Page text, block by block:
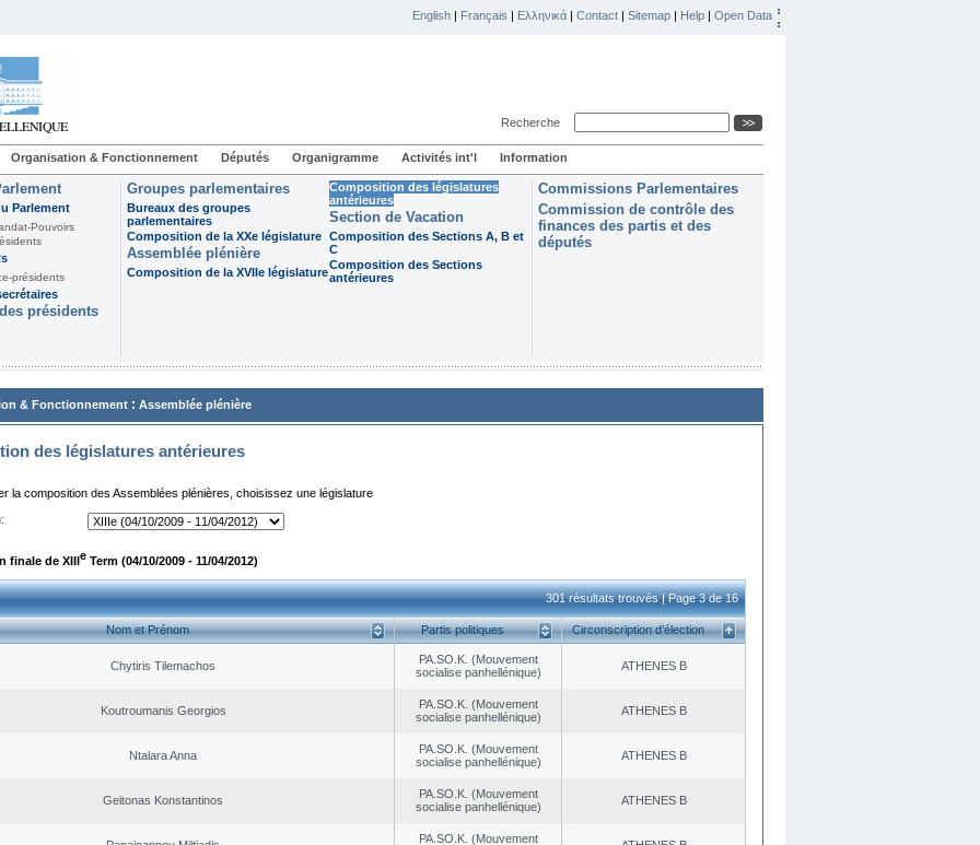
English | Français | Ελληνικά | Contact | Sitemap | Help | Open Data
Recherche
Organisation & Fonctionnement Députés Organigramme Activités int'l Information
Parlement
Pouvoirs
présidents
présidents
Groupes parlementaires
Bureaux des groupes
parlementaires
Composition de la XXe législature
Assemblée plénière
Composition de la XVIIe législature
Composition des législatures
antérieures
Section de Vacation
Composition des Sections A, B et
C
Composition des Sections
antérieures
Commissions Parlementaires
Commission de contrôle des
finances des partis et des
députés
& Fonctionnement : Assemblée plénière
des législatures antérieures
la composition des Assemblées plénières, choisissez une législature
finale de XIIIe Term (04/10/2009 - 11/04/2012)
301 résultats trouvés | Page 3 de 16
Nom et Prénom Partis politiques Circonscription d’élection
Chytiris Tilemachos
PA.SO.K. (Mouvement
socialise panhellénique)
ATHENES Β
Koutroumanis Georgios
PA.SO.K. (Mouvement
socialise panhellénique)
ATHENES Β
Ntalara Anna
PA.SO.K. (Mouvement
socialise panhellénique)
ATHENES Β
Geitonas Konstantinos
PA.SO.K. (Mouvement
socialise panhellénique)
ATHENES Β
PA.SO.K. (Mouvement